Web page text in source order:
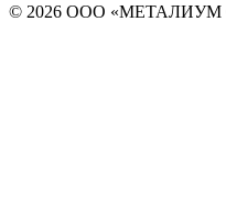
© 2026 ООО «МЕТАЛИУМ